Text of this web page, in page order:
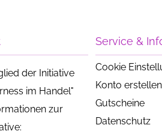
der Initiative
im Handel"
zur
Service &
Cookie
Konto erstellen
Gutscheine
Datenschutz